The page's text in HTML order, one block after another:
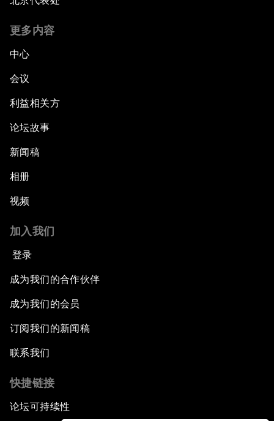
更多内容
中心
会议
利益相关方
论坛故事
新闻稿
相册
视频
加入我们
登录
成为我们的合作伙伴
成为我们的会员
订阅我们的新闻稿
联系我们
快捷链接
论坛可持续性